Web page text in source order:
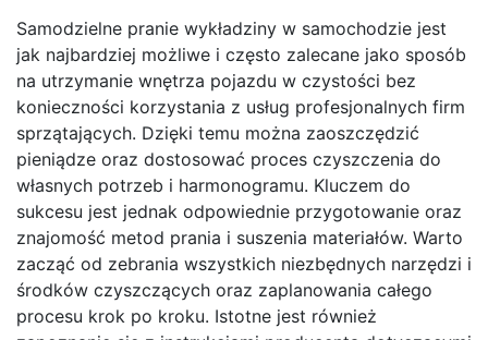
Samodzielne pranie wykładziny w samochodzie jest
jak najbardziej możliwe i często zalecane jako sposób
na utrzymanie wnętrza pojazdu w czystości bez
konieczności korzystania z usług profesjonalnych firm
sprzątających. Dzięki temu można zaoszczędzić
pieniądze oraz dostosować proces czyszczenia do
własnych potrzeb i harmonogramu. Kluczem do
sukcesu jest jednak odpowiednie przygotowanie oraz
znajomość metod prania i suszenia materiałów. Warto
zacząć od zebrania wszystkich niezbędnych narzędzi i
środków czyszczących oraz zaplanowania całego
procesu krok po kroku. Istotne jest również